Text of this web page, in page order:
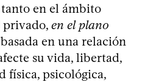
en el ámbito
privado, en el plano
en una relación
su vida, libertad,
física, psicológica,